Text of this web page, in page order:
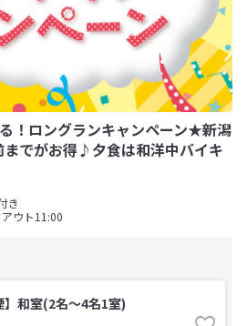
！ロングランキャンペーン★新潟
でがお得♪夕食は和洋中バイキ
き
ウト11:00
】和室(2名～4名1室)